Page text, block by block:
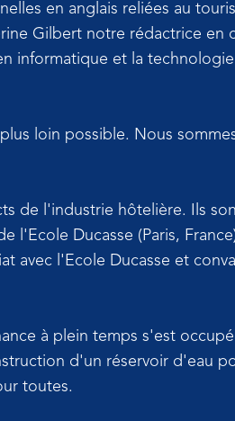
en anglais reliées au
Gilbert notre rédactrice en
informatique et la
loin possible. Nous
de l'industrie hôtelière. Ils
l'Ecole Ducasse (Paris,
avec l'Ecole Ducasse et
à plein temps s'est
d'un réservoir d'eau
toutes.